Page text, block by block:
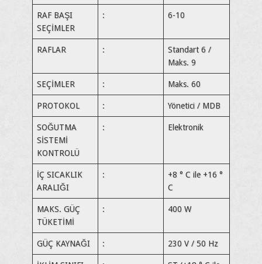
RAF BAŞI
SEÇİMLER
: 6-10
RAFLAR :
Standart 6 /
Maks. 9
SEÇİMLER : Maks. 60
PROTOKOL : Yönetici / MDB
SOĞUTMA
SİSTEMİ
KONTROLÜ
: Elektronik
İÇ SICAKLIK
ARALIĞI
:
+8 ° C ile +16 °
C
MAKS. GÜÇ
TÜKETİMİ
: 400 W
GÜÇ KAYNAĞI : 230 V / 50 Hz